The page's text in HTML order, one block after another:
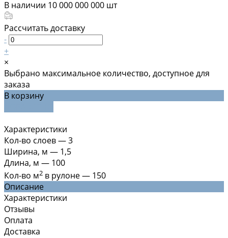
В наличии 10 000 000 000 шт
Рассчитать доставку
-
+
×
Выбрано максимальное количество, доступное для
заказа
В корзину
Характеристики
Кол-во слоев—3
Ширина, м — 1,5
Длина, м — 100
Кол-во м2 в рулоне— 150
Описание
Характеристики
Отзывы
Оплата
Доставка